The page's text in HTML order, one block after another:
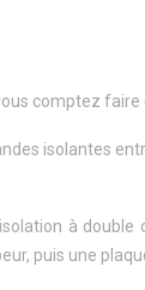
comptez faire
isolantes
à
puis une